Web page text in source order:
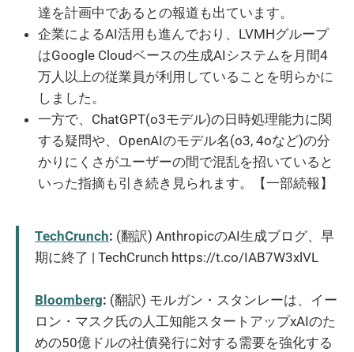
達を計画中であるとの報道も出ています。
企業によるAI活用も進んでおり、LVMHグループ
はGoogle Cloudベースの生成AIシステムを月間4
万人以上の従業員が利用していることを明らかに
しました。
一方で、ChatGPT(o3モデル)の日時処理能力に関
する疑問や、OpenAIのモデル名(o3, 4oなど)の分
かりにくさがユーザーの間で混乱を招いていると
いった指摘も引き続き見られます。【一部続報】
TechCrunch: (翻訳) AnthropicのAI生成ブログ、早
期に終了 | TechCrunch https://t.co/IAB7W3xlVL
Bloomberg: (翻訳) モルガン・スタンレーは、イー
ロン・マスク氏の人工知能スタートアップxAIのた
めの50億ドルの社債発行に対する需要を強化する